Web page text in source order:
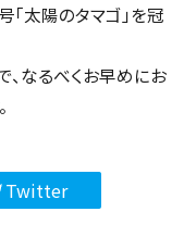
太陽のタマゴ」を冠
なるべくお早めにお
Twitter